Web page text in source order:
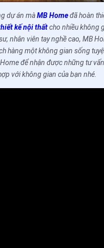
dự án màMB Homeđã hoàn
kế nội thấtcho nhiều không
nhân viên tay nghề cao, MB
hàng một không gian sống
để nhận được những tư
với không gian của bạn nhé.